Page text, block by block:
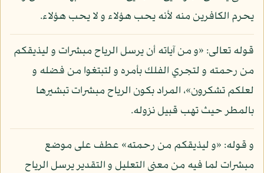
يحرم الكافرين منه لأنه يحب هؤلاء و لا يحب هؤلاء.
قوله تعالى: «و من آياته أن يرسل الرياح مبشرات و ليذيقكم
من رحمته و لتجري الفلك بأمره و لتبتغوا من فضله و
لعلكم تشكرون»، المراد بكون الرياح مبشرات تبشيرها
بالمطر حيث تهب قبيل نزوله.
و قوله: «و ليذيقكم من رحمته» عطف على موضع
مبشرات لما فيه من معنى التعليل و التقدير يرسل الرياح